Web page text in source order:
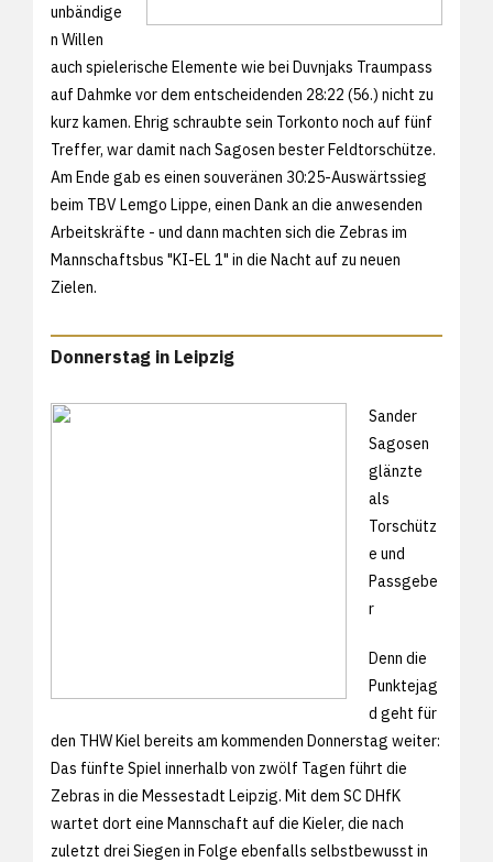
unbändige
n Willen
auch spielerische Elemente wie bei Duvnjaks Traumpass
auf Dahmke vor dem entscheidenden 28:22 (56.) nicht zu
kurz kamen. Ehrig schraubte sein Torkonto noch auf fünf
Treffer, war damit nach Sagosen bester Feldtorschütze.
Am Ende gab es einen souveränen 30:25-Auswärtssieg
beim TBV Lemgo Lippe, einen Dank an die anwesenden
Arbeitskräfte - und dann machten sich die Zebras im
Mannschaftsbus "KI-EL 1" in die Nacht auf zu neuen
Zielen.
Donnerstag in Leipzig
Sander
Sagosen
glänzte
als
Torschütz
e und
Passgebe
r
Denn die
Punktejag
d geht für
den THW Kiel bereits am kommenden Donnerstag weiter:
Das fünfte Spiel innerhalb von zwölf Tagen führt die
Zebras in die Messestadt Leipzig. Mit dem SC DHfK
wartet dort eine Mannschaft auf die Kieler, die nach
zuletzt drei Siegen in Folge ebenfalls selbstbewusst in